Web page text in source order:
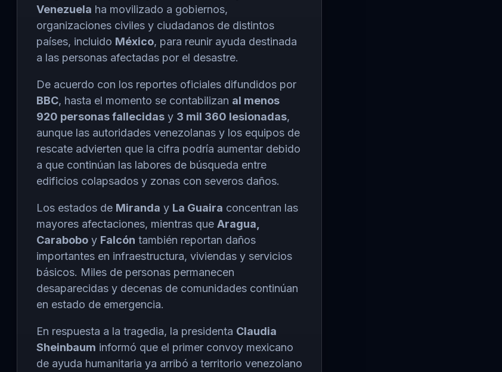
Venezuela ha movilizado a gobiernos,
organizaciones civiles y ciudadanos de distintos
países, incluido México, para reunir ayuda destinada
a las personas afectadas por el desastre.
De acuerdo con los reportes oficiales difundidos por
BBC, hasta el momento se contabilizan al menos
920 personas fallecidas y 3 mil 360 lesionadas,
aunque las autoridades venezolanas y los equipos de
rescate advierten que la cifra podría aumentar debido
a que continúan las labores de búsqueda entre
edificios colapsados y zonas con severos daños.
Los estados de Miranda y La Guaira concentran las
mayores afectaciones, mientras que Aragua,
Carabobo y Falcón también reportan daños
importantes en infraestructura, viviendas y servicios
básicos. Miles de personas permanecen
desaparecidas y decenas de comunidades continúan
en estado de emergencia.
En respuesta a la tragedia, la presidenta Claudia
Sheinbaum informó que el primer convoy mexicano
de ayuda humanitaria ya arribó a territorio venezolano